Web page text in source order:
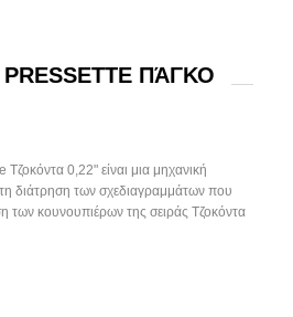
ΠΆΓΚΟ
0,22" είναι μια μηχανική
διάτρηση των σχεδιαγραμμάτων που
των κουνουπιέρων της σειράς Τζοκόντα